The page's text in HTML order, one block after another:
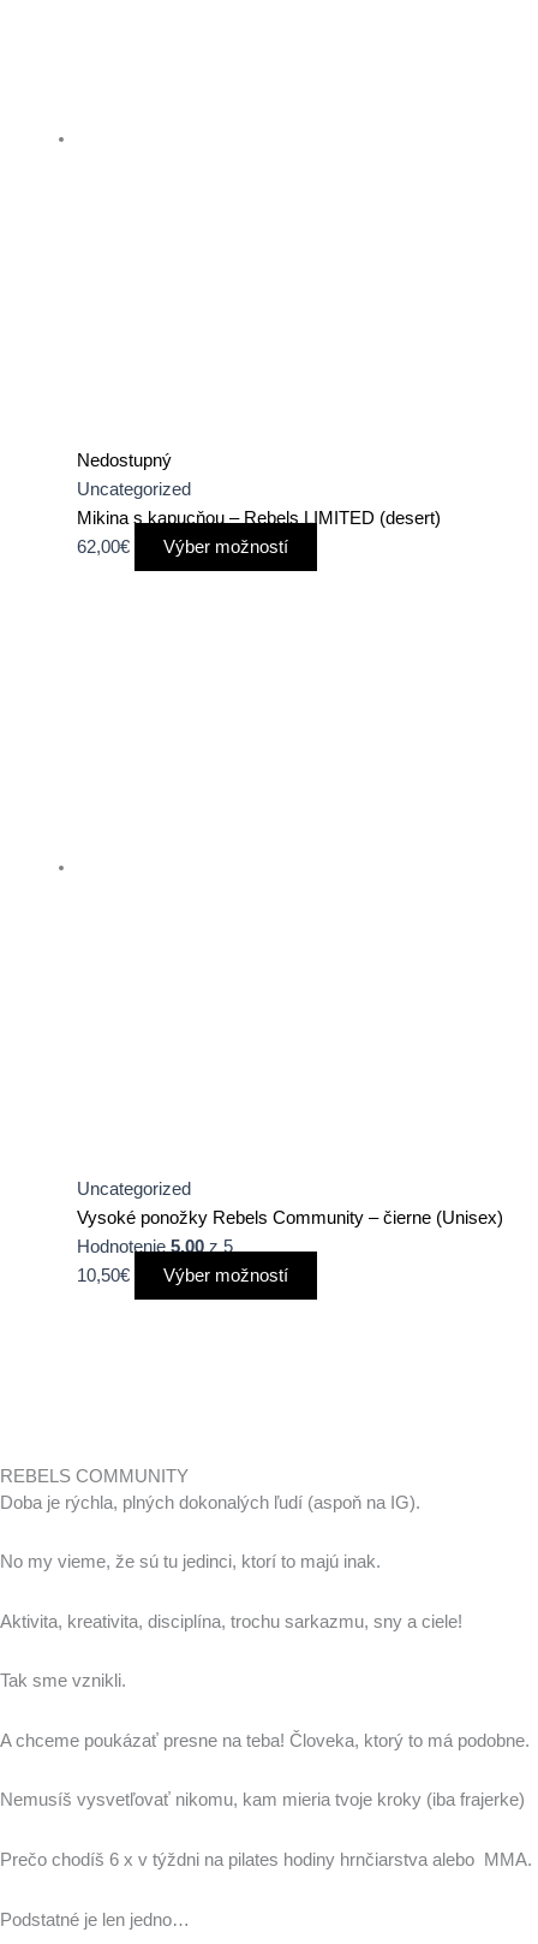
Nedostupný
Uncategorized
Mikina s kapucňou – Rebels LIMITED (desert)
62,00€ Výber možností
Uncategorized
Vysoké ponožky Rebels Community – čierne (Unisex)
Hodnotenie 5.00z 5
10,50€ Výber možností
REBELS COMMUNITY
Doba je rýchla, plných dokonalých ľudí (aspoň na IG).
No my vieme, že sú tu jedinci, ktorí to majú inak.
Aktivita, kreativita, disciplína, trochu sarkazmu, sny a ciele!
Tak sme vznikli.
A chceme poukázať presne na teba! Človeka, ktorý to má podobne.
Nemusíš vysvetľovať nikomu, kam mieria tvoje kroky (iba frajerke)
Prečo chodíš 6 x v týždni na pilates hodiny hrnčiarstva alebo MMA.
Podstatné je len jedno…